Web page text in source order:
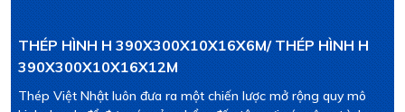
THÉP HÌNH H 390X300X10X16X6M/ THÉP HÌNH H
390X300X10X16X12M
Thép Việt Nhật luôn đưa ra một chiến lược mở rộng quy mô